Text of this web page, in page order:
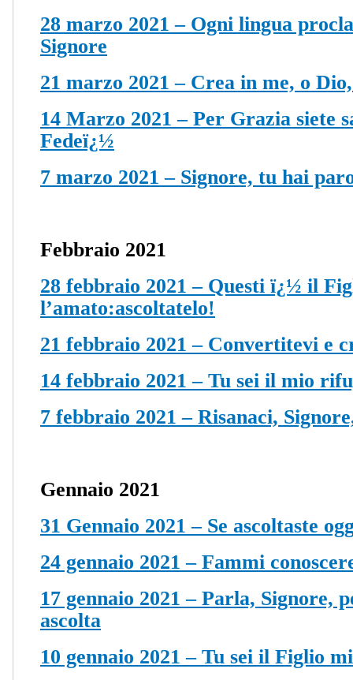
28 marzo 2021 – Ogni lingua
Signore
21 marzo 2021 – Crea in me, o
14 Marzo 2021 – Per Grazia siete
Fedeï¿½
7 marzo 2021 – Signore, tu hai
Febbraio 2021
28 febbraio 2021 – Questi ï¿½ il
l’amato:ascoltatelo!
21 febbraio 2021 – Convertitevi e
14 febbraio 2021 – Tu sei il mio
7 febbraio 2021 – Risanaci,
Gennaio 2021
31 Gennaio 2021 – Se ascoltaste
24 gennaio 2021 – Fammi
17 gennaio 2021 – Parla, Signore,
ascolta
10 gennaio 2021 – Tu sei il Figlio